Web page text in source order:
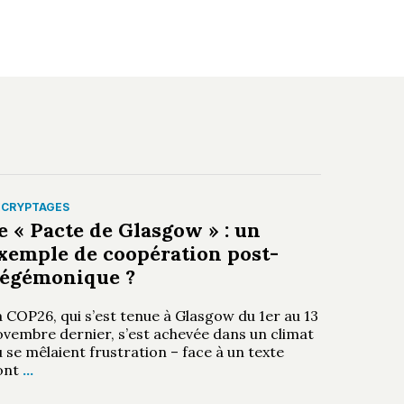
« Pacte de Glasgow » : un
de coopération post-
?
COP26, qui s’est tenue à Glasgow du 1er au 13
dernier, s’est achevée dans un climat
se mêlaient frustration – face à un texte
…